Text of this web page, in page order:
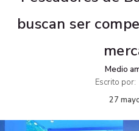
buscan ser
Medio
Escrito por:
27